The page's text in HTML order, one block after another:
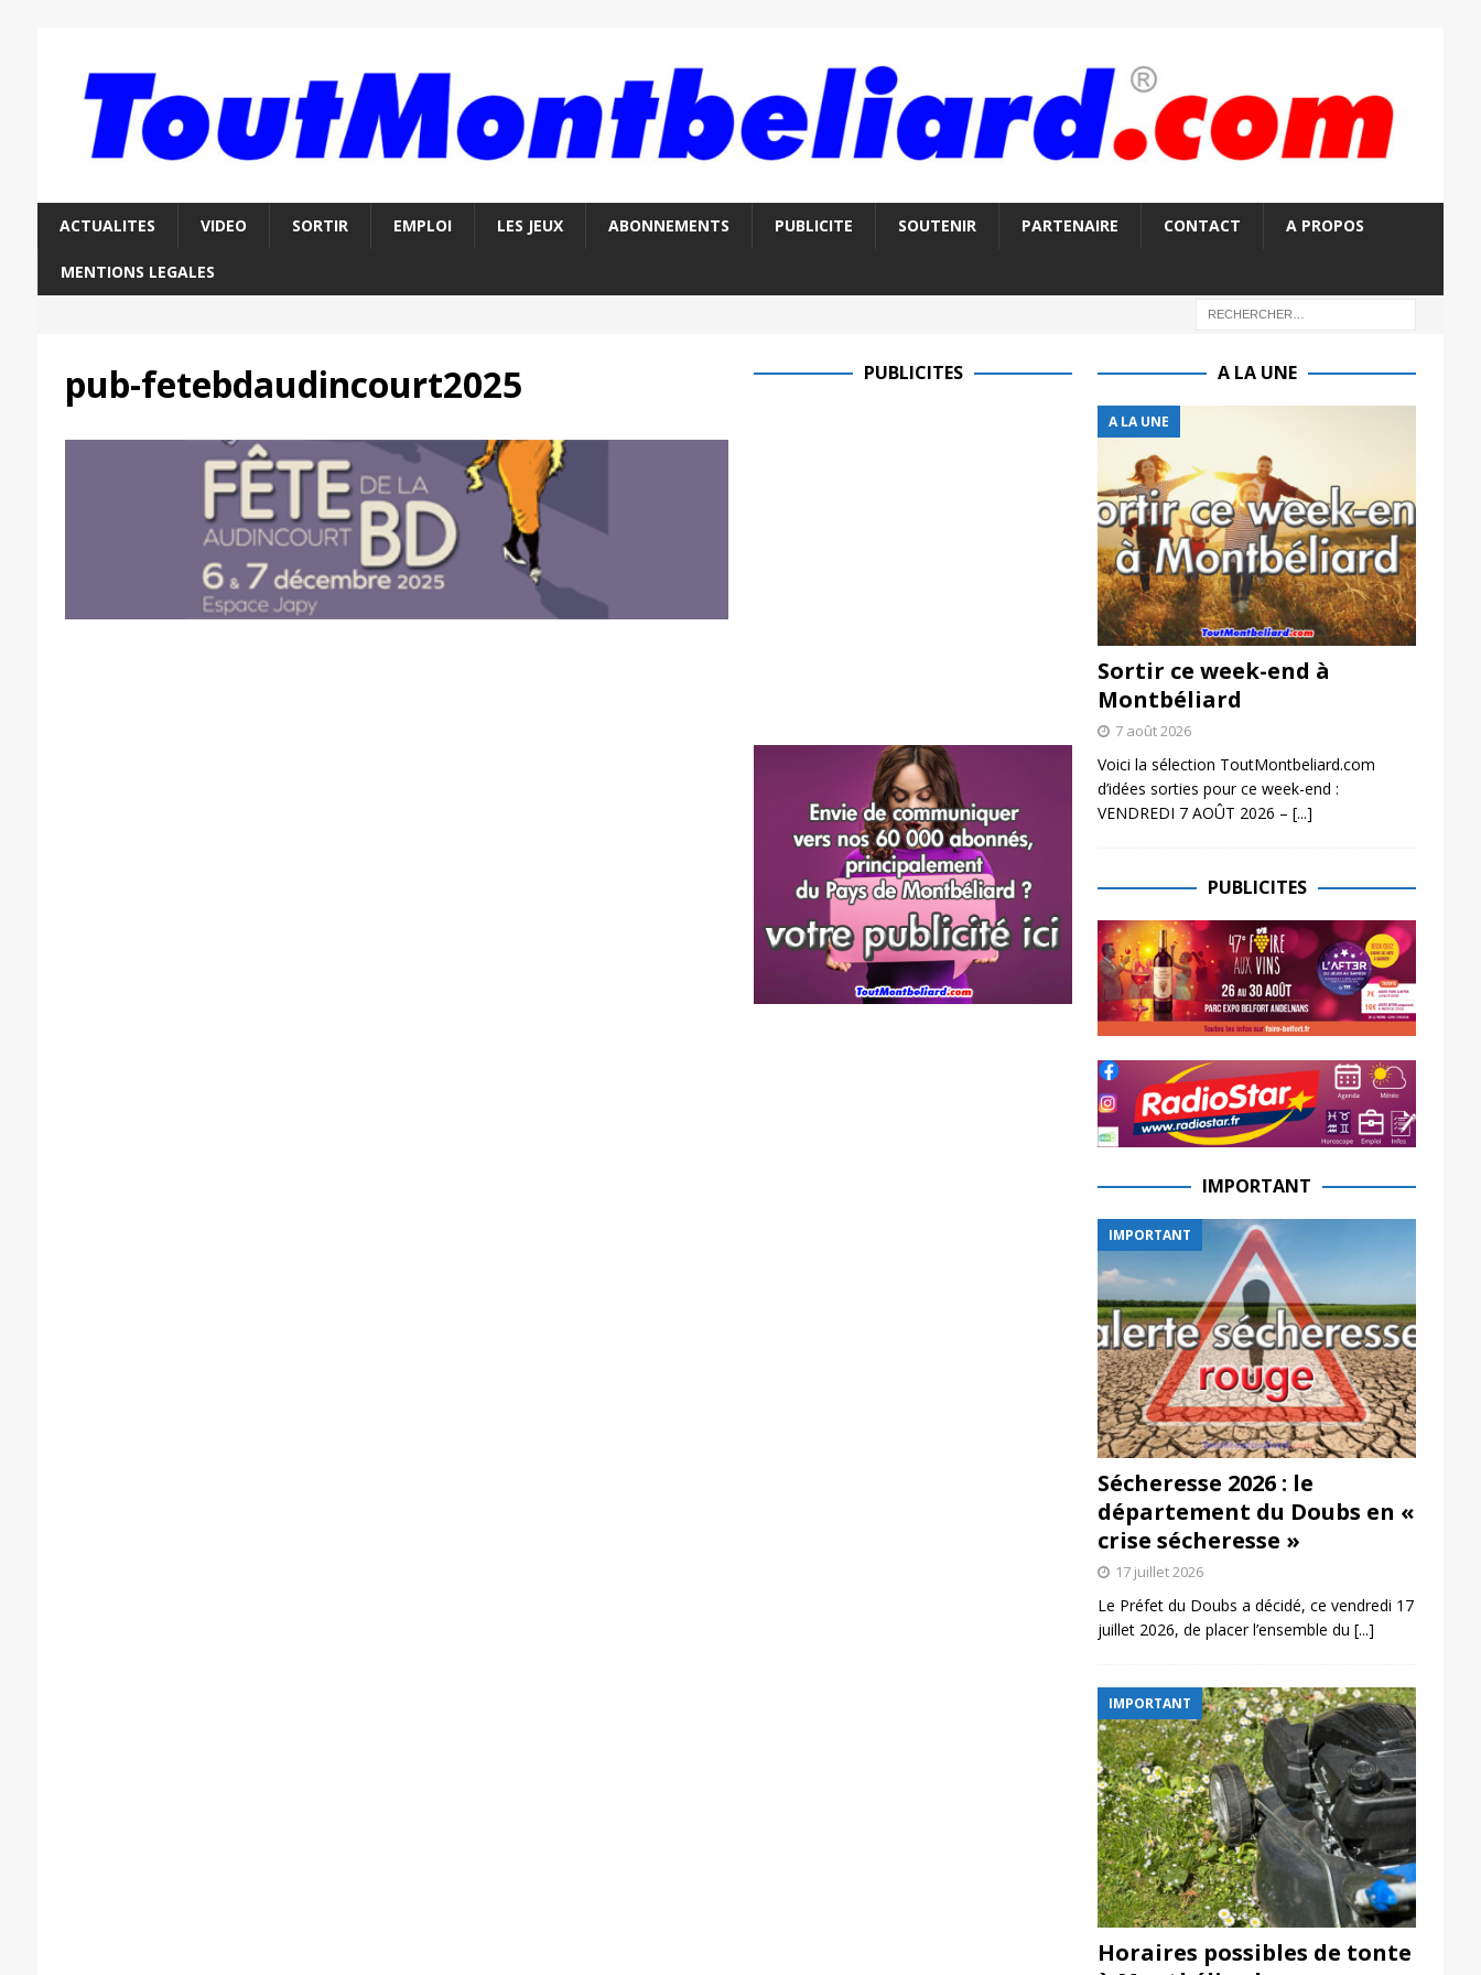
ACTUALITES VIDEO SORTIR EMPLOI LES JEUX ABONNEMENTS PUBLICITE SOUTENIR PARTENAIRE CONTACT A PROPOS
MENTIONS LEGALES
pub-fetebdaudincourt2025 PUBLICITES A LA UNE
A LA UNE
Sortir ce week-end à
Montbéliard
7 août 2026
Voici la sélection ToutMontbeliard.com
d’idées sorties pour ce week-end :
VENDREDI 7 AOÛT 2026 – [...]
PUBLICITES
IMPORTANT
IMPORTANT
Sécheresse 2026 : le
département du Doubs en «
crise sécheresse »
17 juillet 2026
Le Préfet du Doubs a décidé, ce vendredi 17
juillet 2026, de placer l’ensemble du [...]
IMPORTANT
Horaires possibles de tonte